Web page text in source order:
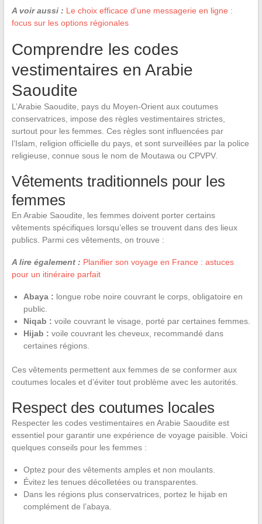
A voir aussi : Le choix efficace d'une messagerie en ligne :
focus sur les options régionales
Comprendre les codes
vestimentaires en Arabie
Saoudite
L’Arabie Saoudite, pays du Moyen-Orient aux coutumes
conservatrices, impose des règles vestimentaires strictes,
surtout pour les femmes. Ces règles sont influencées par
l’Islam, religion officielle du pays, et sont surveillées par la police
religieuse, connue sous le nom de Moutawa ou CPVPV.
Vêtements traditionnels pour les
femmes
En Arabie Saoudite, les femmes doivent porter certains
vêtements spécifiques lorsqu’elles se trouvent dans des lieux
publics. Parmi ces vêtements, on trouve :
A lire également : Planifier son voyage en France : astuces
pour un itinéraire parfait
Abaya : longue robe noire couvrant le corps, obligatoire en
public.
Niqab : voile couvrant le visage, porté par certaines femmes.
Hijab : voile couvrant les cheveux, recommandé dans
certaines régions.
Ces vêtements permettent aux femmes de se conformer aux
coutumes locales et d’éviter tout problème avec les autorités.
Respect des coutumes locales
Respecter les codes vestimentaires en Arabie Saoudite est
essentiel pour garantir une expérience de voyage paisible. Voici
quelques conseils pour les femmes :
Optez pour des vêtements amples et non moulants.
Évitez les tenues décolletées ou transparentes.
Dans les régions plus conservatrices, portez le hijab en
complément de l’abaya.